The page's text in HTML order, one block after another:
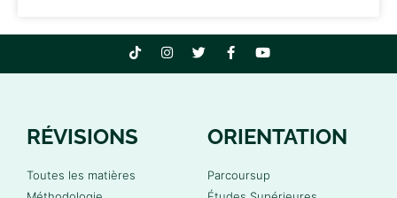
RÉVISIONS
Toutes les matières
ORIENTATION
Parcoursup